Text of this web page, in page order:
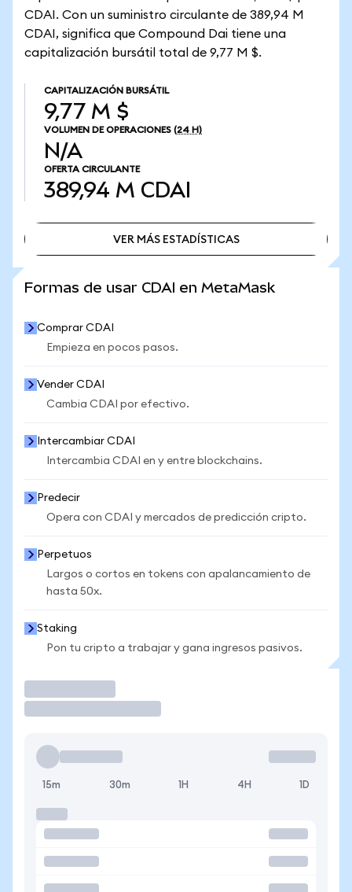
CDAI. Con un suministro circulante de 389,94 M
CDAI, significa que Compound Dai tiene una
capitalización bursátil total de 9,77 M $.
CAPITALIZACIÓN BURSÁTIL
9,77 M $
VOLUMEN DE OPERACIONES (24 H)
N/A
OFERTA CIRCULANTE
389,94 M CDAI
VER MÁS ESTADÍSTICAS
Formas de usar CDAI en MetaMask
Comprar CDAI
Empieza en pocos pasos.
Vender CDAI
Cambia CDAI por efectivo.
Intercambiar CDAI
Intercambia CDAI en y entre blockchains.
Predecir
Opera con CDAI y mercados de predicción cripto.
Perpetuos
Largos o cortos en tokens con apalancamiento de
hasta 50x.
Staking
Pon tu cripto a trabajar y gana ingresos pasivos.
15m 30m 1H 4H 1D